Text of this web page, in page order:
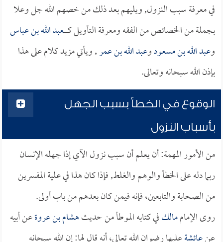
في معرفة سبب النزول, ويليهم بعد ذلك من خصهم الله جل وعلا
بجملة من الخصائص من الفقه ومعرفة التأويل كــــــــعبد الله بن عباس
وعبد الله بن مسعودوعبد الله بن عمر, ويأتي مزيد كلام على هذا
بإذن الله سبحانه وتعالى.
الوقوع في الخطأ بسبب الجهل
بأسباب النزول
من الأمور المهمة: أن يعلم أن سبب نزول الآي إذا جهله الإنسان
ربما دله على الخطأ والوهم والغلط, فإذا كان هذا في علية المفسرين
من الصحابة والتابعين، فإنه فيمن كان بعدهم من باب أولى.
روى الإماممالكفي كتابه الموطأ من حديثهشام بن عروةعن أبيه